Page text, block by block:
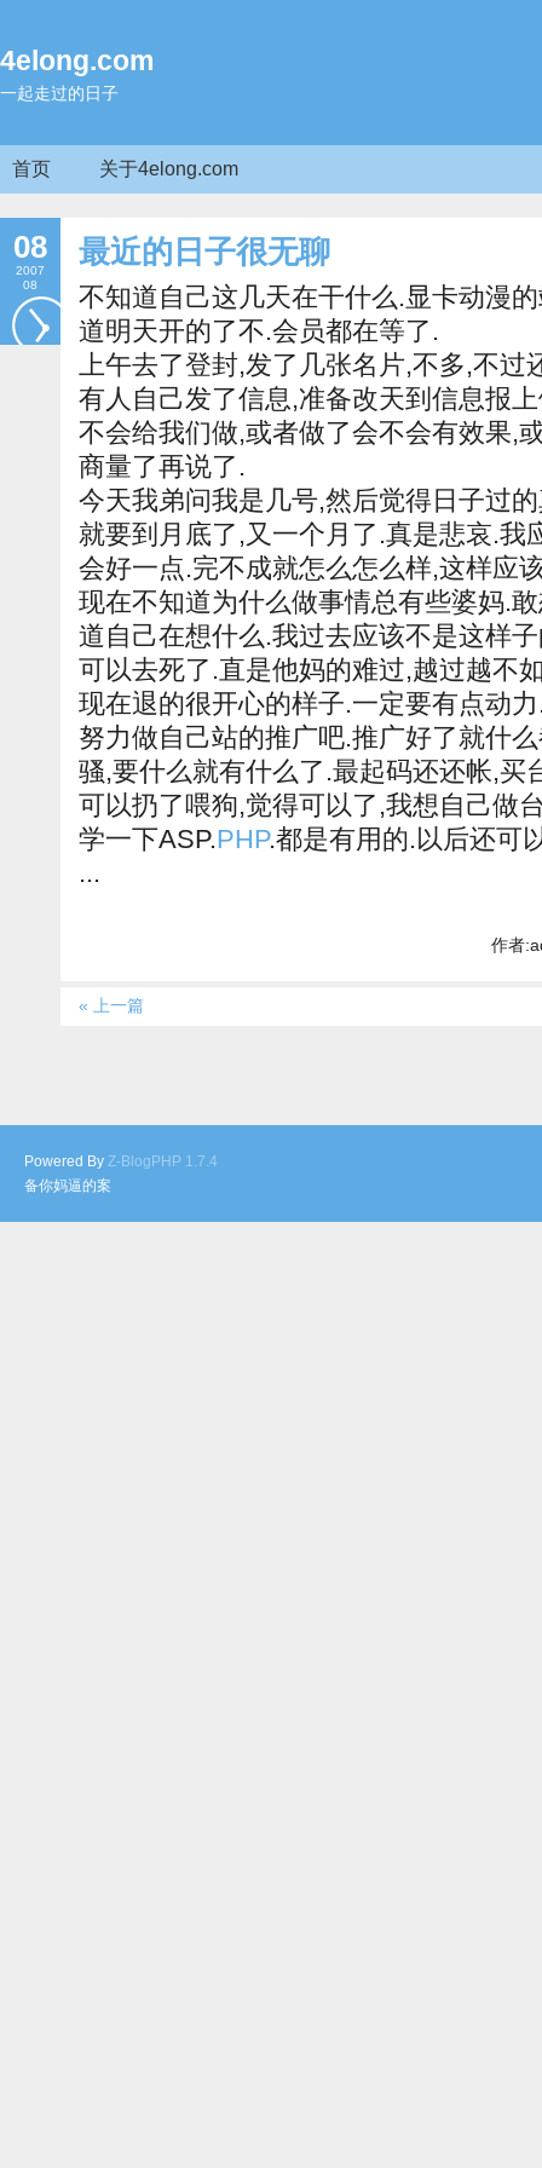
4elong.com
一起走过的日子
首页 关于4elong.com
08
2007
08
最近的日子很无聊
不知道自己这几天在干什么.显卡动漫
道明天开的了不.会员都在等了.
上午去了登封,发了几张名片,不多,不过
有人自己发了信息,准备改天到信息报
不会给我们做,或者做了会不会有效果,
商量了再说了.
今天我弟问我是几号,然后觉得日子过
就要到月底了,又一个月了.真是悲哀.我
会好一点.完不成就怎么怎么样,这样应
现在不知道为什么做事情总有些婆妈.
道自己在想什么.我过去应该不是这样
可以去死了.直是他妈的难过,越过越不
现在退的很开心的样子.一定要有点动
努力做自己站的推广吧.推广好了就什
骚,要什么就有什么了.最起码还还帐,买
可以扔了喂狗,觉得可以了,我想自己做
学一下ASP.PHP.都是有用的.以后还可
...
作者
« 上一篇
Powered By Z-BlogPHP 1.7.4
备你妈逼的案